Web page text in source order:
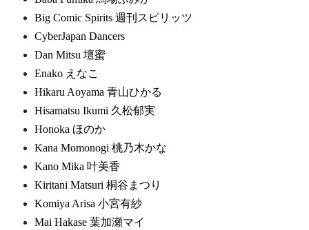
Big Comic Spirits 週刊スピリッツ
CyberJapan Dancers
Dan Mitsu 壇蜜
Enako えなこ
Hikaru Aoyama 青山ひかる
Hisamatsu Ikumi 久松郁実
Honoka ほのか
Kana Momonogi 桃乃木かな
Kano Mika 叶美香
Kiritani Matsuri 桐谷まつり
Komiya Arisa 小宮有紗
Mai Hakase 葉加瀬マイ